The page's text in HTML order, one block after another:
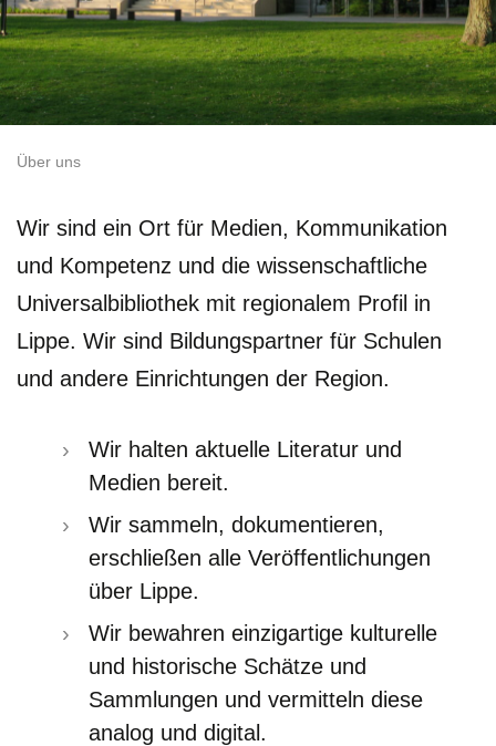
Über uns
Wir sind ein Ort für Medien, Kommunikation
und Kompetenz und die wissenschaftliche
Universalbibliothek mit regionalem Profil in
Lippe. Wir sind Bildungspartner für Schulen
und andere Einrichtungen der Region.
Wir halten aktuelle Literatur und
Medien bereit.
Wir sammeln, dokumentieren,
erschließen alle Veröffentlichungen
über Lippe.
Wir bewahren einzigartige kulturelle
und historische Schätze und
Sammlungen und vermitteln diese
analog und digital.